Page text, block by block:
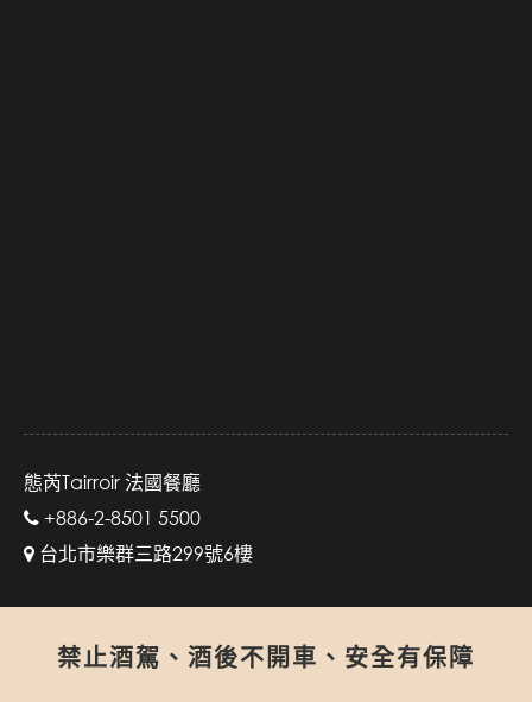
態芮Tairroir 法國餐廳
+886-2-8501 5500
台北市樂群三路299號6樓
Facebook View Map
禁止酒駕、酒後不開車、安全有保障